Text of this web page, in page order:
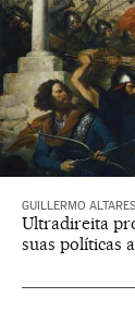
GUILLERMO ALTARES
Ultradireita
suas políticas